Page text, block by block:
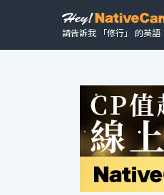
請告訴我 「修行」 的英語